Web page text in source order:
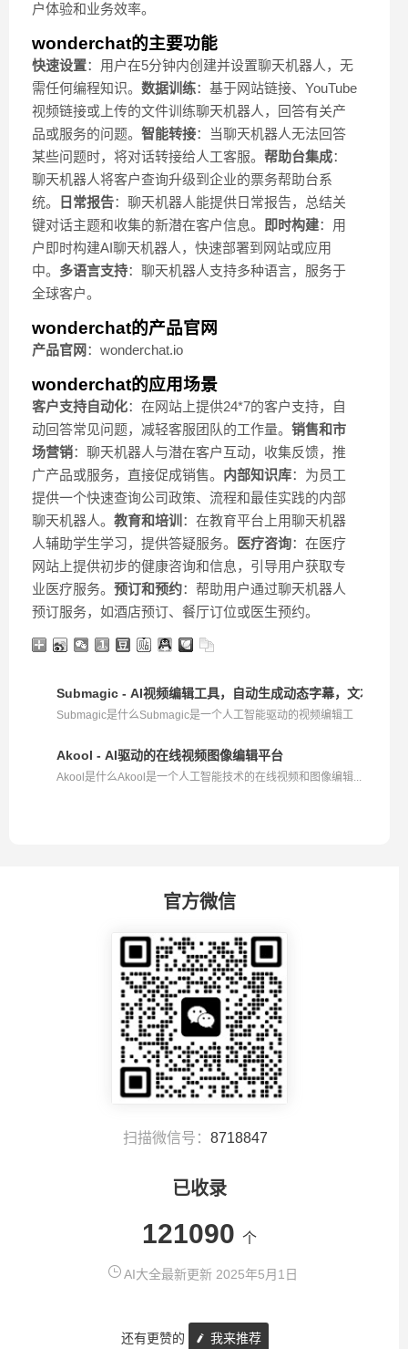
户体验和业务效率。
wonderchat的主要功能
快速设置：用户在5分钟内创建并设置聊天机器人，无
需任何编程知识。 数据训练：基于网站链接、YouTube
视频链接或上传的文件训练聊天机器人，回答有关产
品或服务的问题。 智能转接：当聊天机器人无法回答
某些问题时，将对话转接给人工客服。 帮助台集成：
聊天机器人将客户查询升级到企业的票务帮助台系
统。
日常报告：聊天机器人能提供日常报告，总结关
键对话主题和收集的新潜在客户信息。
即时构建：用
户即时构建AI聊天机器人，快速部署到网站或应用
中。 多语言支持：聊天机器人支持多种语言，服务于
全球客户。
wonderchat的产品官网
产品官网 ：wonderchat.io
wonderchat的应用场景
客户支持自动化：在网站上提供24*7的客户支持，自
动回答常见问题，减轻客服团队的工作量。 销售和市
场营销：聊天机器人与潜在客户互动，收集反馈，推
广产品或服务，直接促成销售。 内部知识库：为员工
提供一个快速查询公司政策、流程和最佳实践的内部
聊天机器人。 教育和培训 ：在教育平台上用聊天机器
人辅助学生学习，提供答疑服务。
医疗咨询：在医疗
网站上提供初步的健康咨询和信息，引导用户获取专
业医疗服务。 预订和预约：帮助用户通过聊天机器人
预订服务，如酒店预订、餐厅订位或医生预约。
Submagic - AI视频编辑工具，自动生成动态字幕，文本驱动
Submagic是什么Submagic是一个人工智能驱动的视频编辑工
Akool - AI驱动的在线视频图像编辑平台
Akool是什么Akool是一个人工智能技术的在线视频和图像编辑...
官方微信
扫描微信号： 8718847
已收录
121090 个
AI大全最新更新 2025年5月1日
还有更赞的 我来推荐